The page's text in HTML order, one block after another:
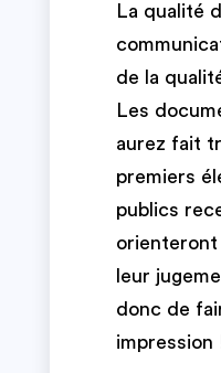
La qualité
de la
Les
aurez fait
premiers
publics
leur
donc de
impression